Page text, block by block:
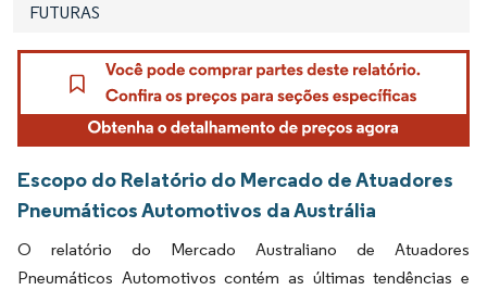
FUTURAS
Escopo do Relatório do Mercado de Atuadores
Pneumáticos Automotivos da Austrália
O relatório do Mercado Australiano de Atuadores
Pneumáticos Automotivos contém as últimas tendências e